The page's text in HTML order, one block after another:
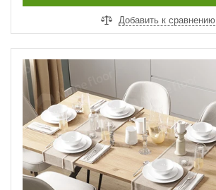
Добавить к сравнению